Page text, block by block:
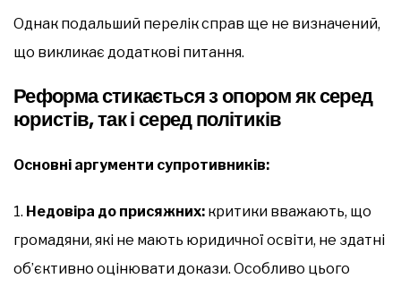
Однак подальший перелік справ ще не визначений,
що викликає додаткові питання.
Реформа стикається з опором як серед
юристів, так і серед політиків
Основні аргументи супротивників:
1. Недовіра до присяжних: критики вважають, що
громадяни, які не мають юридичної освіти, не здатні
об’єктивно оцінювати докази. Особливо цього